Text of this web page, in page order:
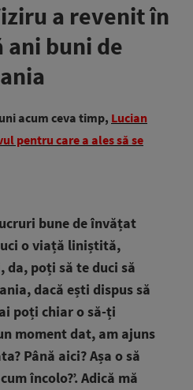
a revenit în
ani buni de
acum ceva timp, Lucian
pentru care a ales să se
bune de învățat
o viață liniștită,
poți să te duci să
dacă ești dispus să
poți chiar o să-ți
moment dat, am ajuns
Până aici? Așa o să
încolo?’. Adică mă